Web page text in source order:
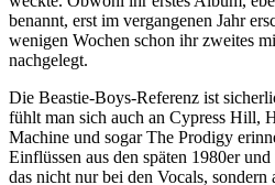
benannt, erst im vergangenen Jahr
wenigen Wochen schon ihr zweites
nachgelegt.
Die Beastie-Boys-Referenz ist
fühlt man sich auch an Cypress Hill,
Machine und sogar The Prodigy
Einflüssen aus den späten 1980er
das nicht nur bei den Vocals, sondern